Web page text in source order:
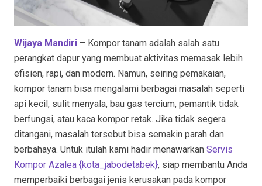
Wijaya Mandiri – Kompor tanam adalah salah satu
perangkat dapur yang membuat aktivitas memasak lebih
efisien, rapi, dan modern. Namun, seiring pemakaian,
kompor tanam bisa mengalami berbagai masalah seperti
api kecil, sulit menyala, bau gas tercium, pemantik tidak
berfungsi, atau kaca kompor retak. Jika tidak segera
ditangani, masalah tersebut bisa semakin parah dan
berbahaya. Untuk itulah kami hadir menawarkan Servis
Kompor Azalea {kota_jabodetabek}, siap membantu Anda
memperbaiki berbagai jenis kerusakan pada kompor